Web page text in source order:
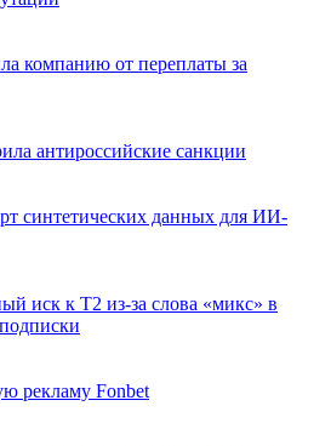
компанию от переплаты за
антироссийские санкции
синтетических данных для ИИ-
иск к Т2 из-за слова «микс» в
рекламу Fonbet